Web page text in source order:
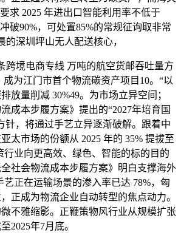
求 2025 年进出口智能利用率不低于
破90%，可处置85%的常规征询取非常
的深圳坪山无人配送核心，
境电商专线 万吨的航空货邮吞吐量方
成为江门市首个物流碳资产项目10。“以
放量削减 30%49。为市场立异空间；
成本步履方案》提出的“2027年培育国
针，将通过手艺立异逐渐破解。跟着中
太市场的份额从 2025 年的 35% 提拔至
行业向更高效、绿色、智能的标的目的
社会物流成本步履方案》明白支撑海外
正在运输场景的渗入率已达 78%，匈
正成为物流企业自动转型的焦点动力。
不雅缩影。正鞭策物风行业从规模扩张
2025年7月底。